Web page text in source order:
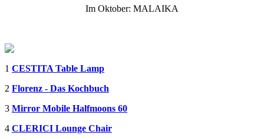
Im Oktober: MALAIKA
1 CESTITA Table Lamp
2 Florenz - Das Kochbuch
3 Mirror Mobile Halfmoons 60
4 CLERICI Lounge Chair